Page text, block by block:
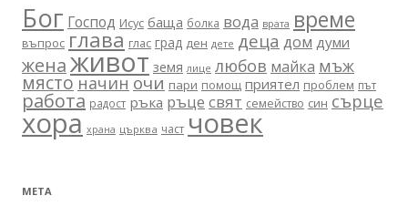
Бог Господ Исус баща болка вода врата време
въпрос глава глас град ден дете деца дом думи
женаживот земя лице любов майка мъж
място начин очи пари помощ приятел проблем път
работа радост ръка ръце свят семейство син сърце
хора храна църква част човек
МЕТА